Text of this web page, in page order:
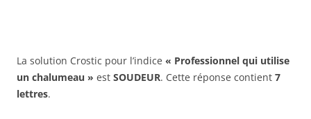
La solution Crostic pour l’indice « Professionnel qui utilise
un chalumeau » est SOUDEUR. Cette réponse contient 7
lettres.